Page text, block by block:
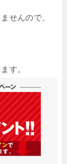
せんので、
す。